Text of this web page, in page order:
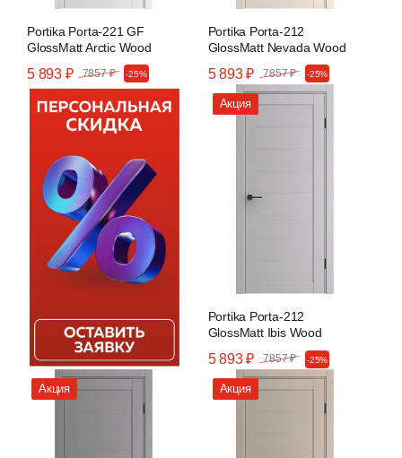
Portika Porta-221 GF
GlossMatt Arctic Wood
5 893 ₽ 7857 ₽ -25%
Portika Porta-212
GlossMatt Nevada Wood
5 893 ₽ 7857 ₽ -25%
Акция
Portika Porta-212
GlossMatt Ibis Wood
5 893 ₽ 7857 ₽ -25%
Акция Акция